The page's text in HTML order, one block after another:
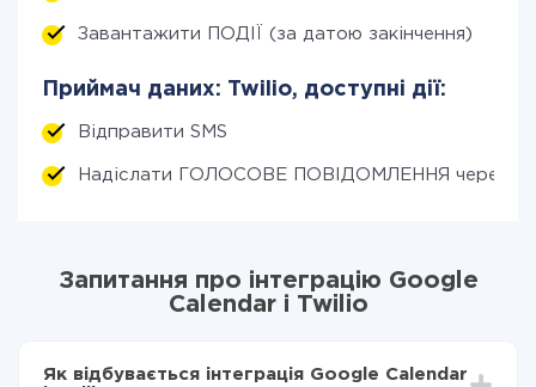
Завантажити ПОДІЇ (за датою закінчення)
Приймач даних: Twilio, доступні дії:
Відправити SMS
Надіслати ГОЛОСОВЕ ПОВІДОМЛЕННЯ через
Запитання про інтеграцію Google
Calendar і Twilio
Як відбувається інтеграція Google Calendar